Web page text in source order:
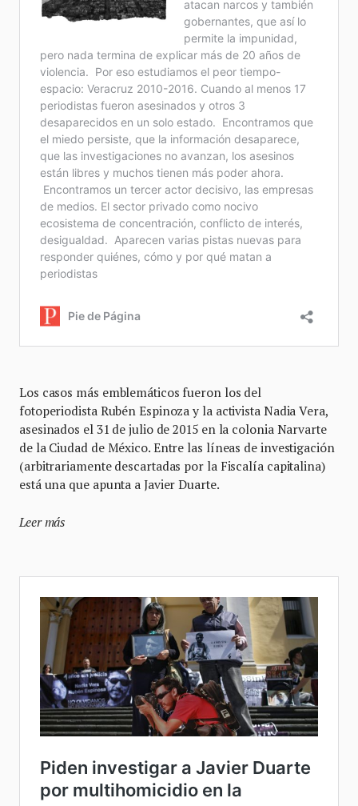
Los casos más emblemáticos fueron los del
fotoperiodista Rubén Espinoza y la activista Nadia Vera,
asesinados el 31 de julio de 2015 en la colonia Narvarte
de la Ciudad de México. Entre las líneas de investigación
(arbitrariamente descartadas por la Fiscalía capitalina)
está una que apunta a Javier Duarte.
Leer más